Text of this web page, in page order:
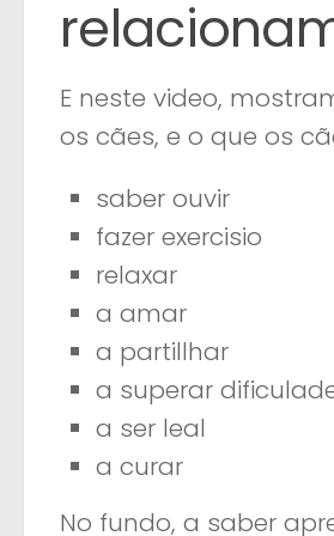
E neste video,
os cães, e o que os
saber ouvir
fazer exercisio
relaxar
a amar
a partillhar
a superar
a ser leal
a curar
No fundo, a saber